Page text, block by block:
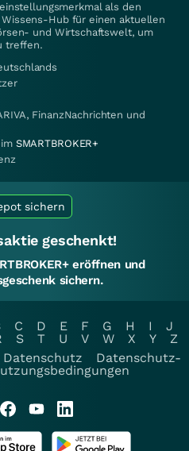
als den
Hub für einen aktuellen
und Wirtschaftswelt, um
treffen.
FinanzNachrichten und
SMARTBROKER+
sichern
geschenkt!
eröffnen und
sichern.
C D E F G H I
J
S T U V W X Y
Z
Datenschutz
Datenschutz-